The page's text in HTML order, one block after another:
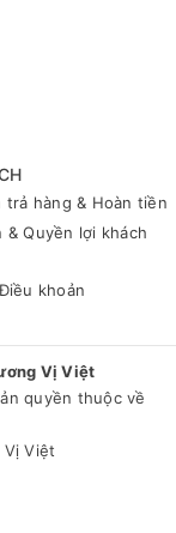
trả hàng & Hoàn tiền
& Quyền lợi khách
khoản
Vị Việt
quyền thuộc về
Vị Việt